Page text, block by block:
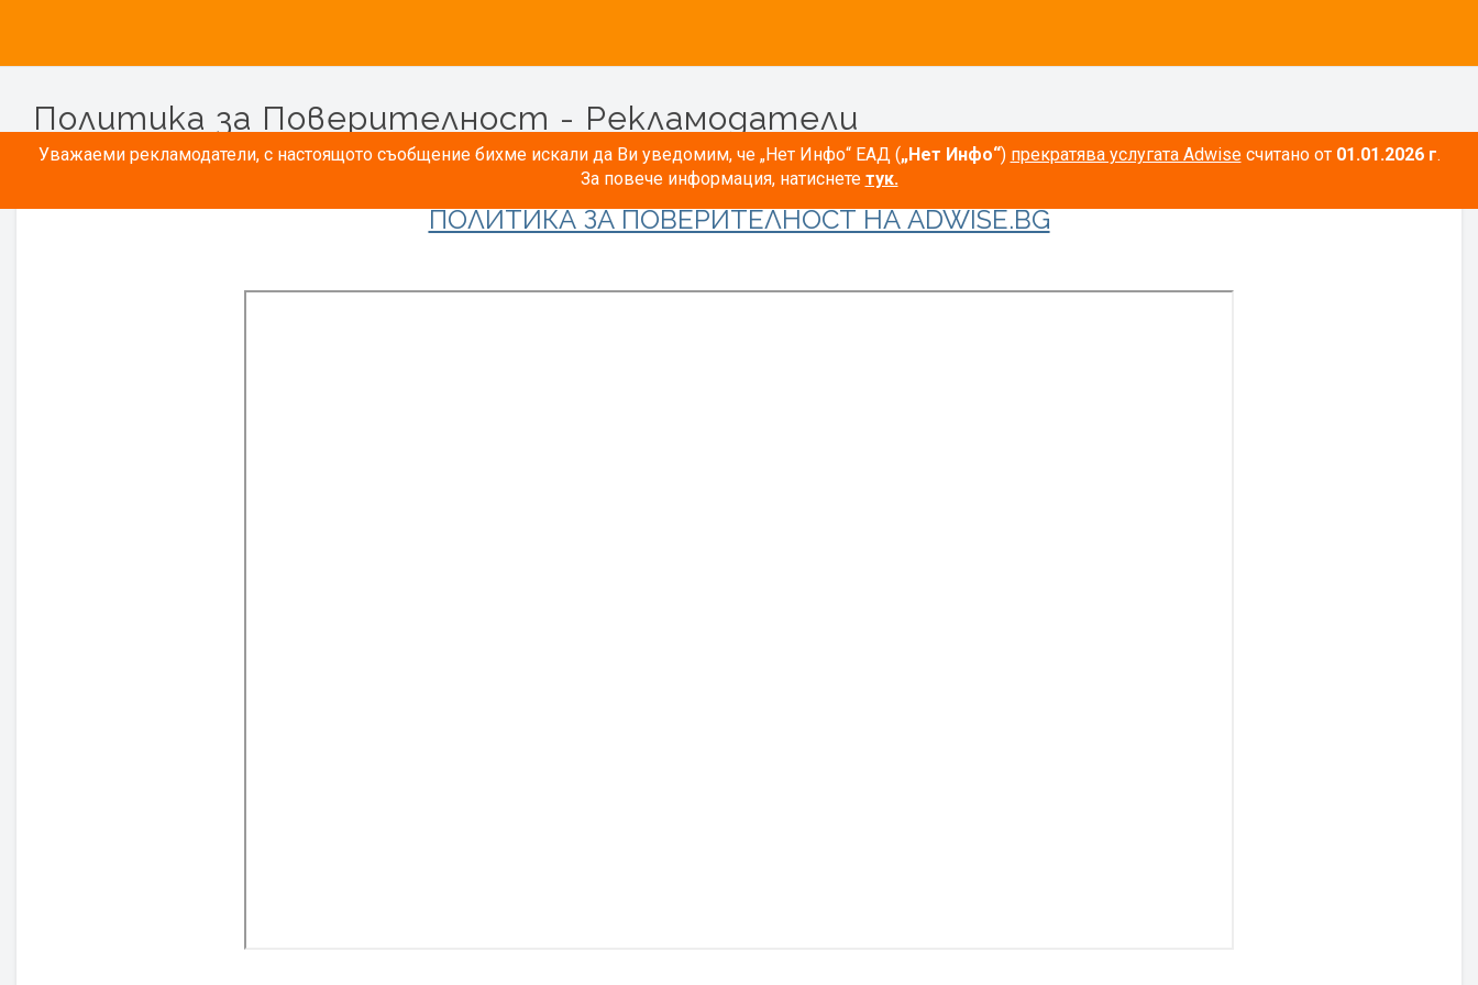
Уважаеми рекламодатели, с настоящото съобщение бихме искали да Ви уведомим, че „Нет Инфо“ ЕАД („Нет Инфо“) прекратява услугата Adwiseсчитано от 01.01.2026 г.
За повече информация, натиснете тук.
Политика за Поверителност - Рекламодатели
ПОЛИТИКА ЗА ПОВЕРИТЕЛНОСТ НА ADWISE.BG